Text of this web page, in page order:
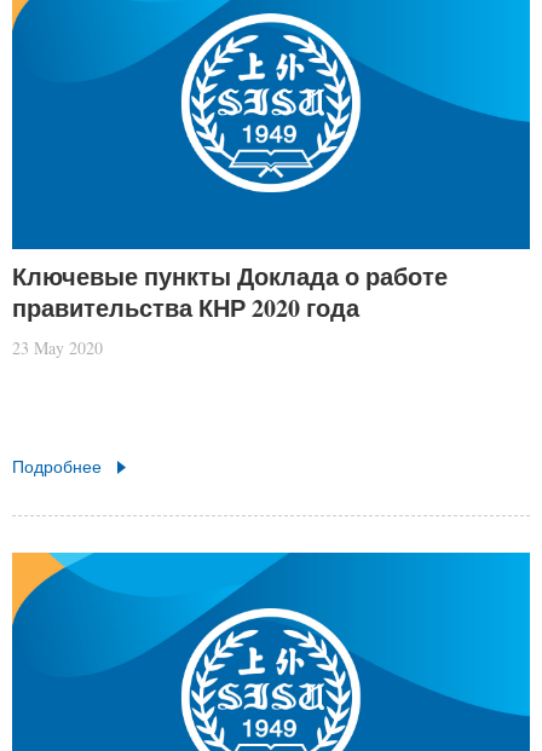
Ключевые пункты Доклада о работе
правительства КНР 2020 года
23 May 2020
Подробнее